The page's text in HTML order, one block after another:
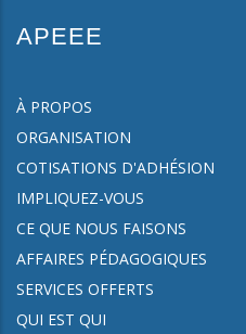
APEEE
À PROPOS
ORGANISATION
COTISATIONS D'ADHÉSION
IMPLIQUEZ-VOUS
CE QUE NOUS FAISONS
AFFAIRES PÉDAGOGIQUES
SERVICES OFFERTS
QUI EST QUI